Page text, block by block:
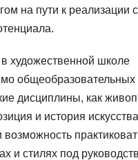
на пути к реализации
художественной школе
общеобразовательных
дисциплины, как
и история
и стилях под